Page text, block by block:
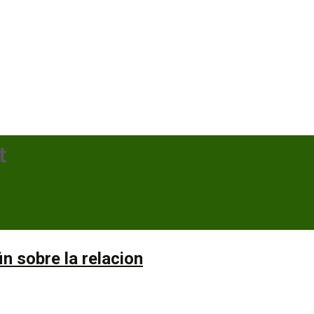
sobre la relacion